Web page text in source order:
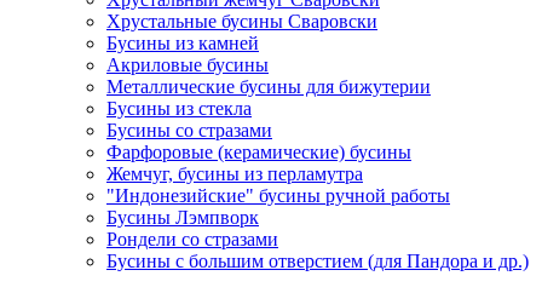
Хрустальные бусины Сваровски
Бусины из камней
Акриловые бусины
Металлические бусины для бижутерии
Бусины из стекла
Бусины со стразами
Фарфоровые (керамические) бусины
Жемчуг, бусины из перламутра
"Индонезийские" бусины ручной работы
Бусины Лэмпворк
Рондели со стразами
Бусины с большим отверстием (для Пандора и др.)